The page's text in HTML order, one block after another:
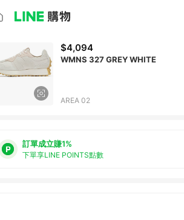
$4,094
WMNS 327 GREY WHITE
AREA 02
訂單成立賺1%
下單享LINE POINTS點數